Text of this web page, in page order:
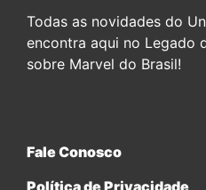
Todas as novidades do
encontra aqui no Legado
sobre Marvel do Brasil!
Fale Conosco